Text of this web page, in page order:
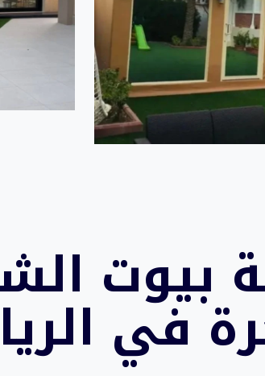
بيوت
في